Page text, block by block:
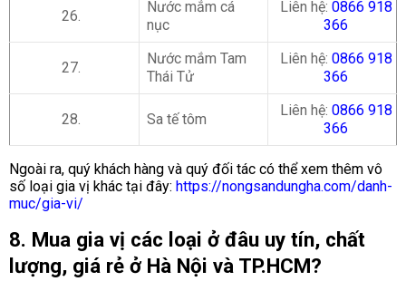
26.
Nước mắm cá
nục
Liên hệ: 0866 918
366
27.
Nước mắm Tam
Thái Tử
Liên hệ: 0866 918
366
28. Sa tế tôm
Liên hệ: 0866 918
366
Ngoài ra, quý khách hàng và quý đối tác có thể xem thêm vô
số loại gia vị khác tại đây: https://nongsandungha.com/danh-
muc/gia-vi/
8. Mua gia vị các loại ở đâu uy tín, chất
lượng, giá rẻ ở Hà Nội và TP.HCM?